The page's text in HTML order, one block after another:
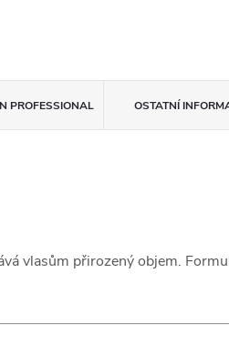
PROFESSIONAL OSTATNÍ
vlasům přirozený objem.